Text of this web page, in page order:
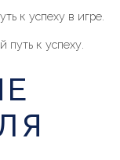
к успеху в игре.
путь к успеху.